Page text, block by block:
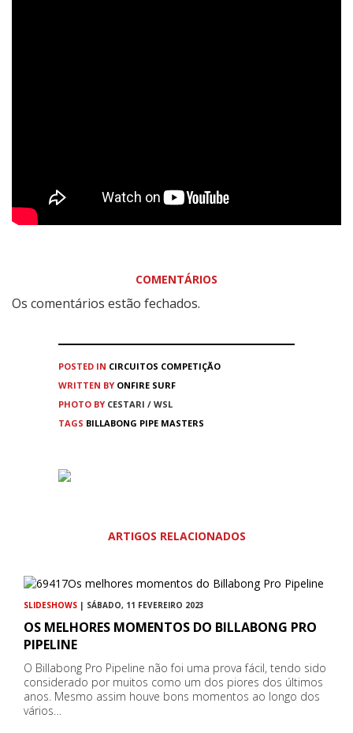
COMENTÁRIOS
Os comentários estão fechados.
POSTED IN CIRCUITOS COMPETIÇÃO
WRITTEN BY ONFIRE SURF
PHOTO BY CESTARI / WSL
TAGS BILLABONG PIPE MASTERS
ARTIGOS RELACIONADOS
SLIDESHOWS | SÁBADO, 11 FEVEREIRO 2023
OS MELHORES MOMENTOS DO BILLABONG PRO
PIPELINE
O Billabong Pro Pipeline não foi uma prova fácil, tendo sido
considerado por muitos como um dos piores dos últimos
anos. Mesmo assim houve bons momentos ao longo dos
vários…